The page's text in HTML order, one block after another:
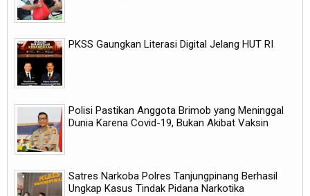
PKSS Gaungkan Literasi Digital Jelang HUT RI
Polisi Pastikan Anggota Brimob yang Meninggal
Dunia Karena Covid-19, Bukan Akibat Vaksin
Satres Narkoba Polres Tanjungpinang Berhasil
Ungkap Kasus Tindak Pidana Narkotika